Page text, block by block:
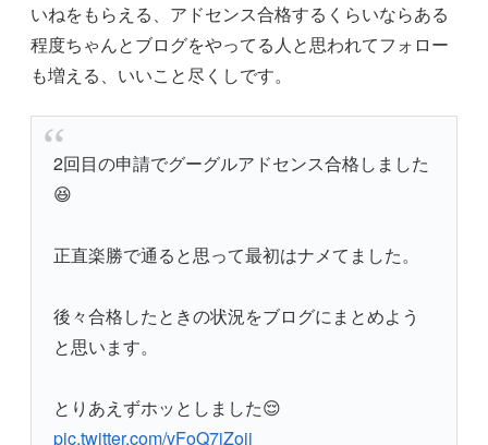
いねをもらえる、アドセンス合格するくらいならある
程度ちゃんとブログをやってる人と思われてフォロー
も増える、いいこと尽くしです。
2回目の申請でグーグルアドセンス合格しました
😆
正直楽勝で通ると思って最初はナメてました。
後々合格したときの状況をブログにまとめよう
と思います。
とりあえずホッとしました😌
pic.twitter.com/vFoQ7iZojj